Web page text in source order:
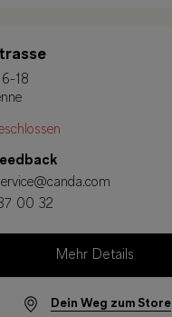
18
00 32
Mehr Details
Dein Weg zum Store